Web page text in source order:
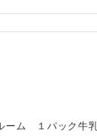
ーム １パック